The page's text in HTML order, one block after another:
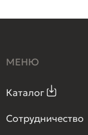
МЕНЮ
Каталог
Сотрудничество